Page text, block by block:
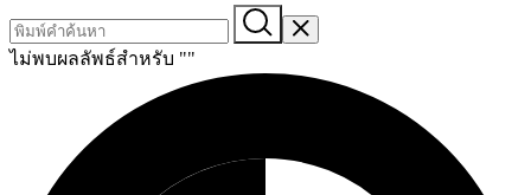
ไม่พบผลลัพธ์สำหรับ ""